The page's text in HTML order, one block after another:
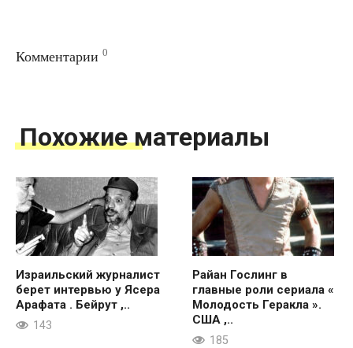
Комментарии 0
Похожие материалы
Израильский журналист
берет интервью у Ясера
Арафата . Бейрут ,..
143
Райан Гослинг в
главные роли сериала «
Молодость Геракла ».
США ,..
185